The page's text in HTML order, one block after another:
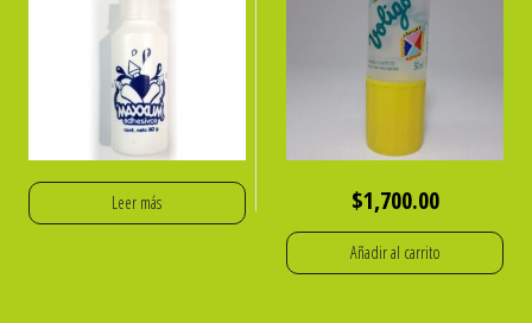
Leer más $1,700.00
Añadir al carrito